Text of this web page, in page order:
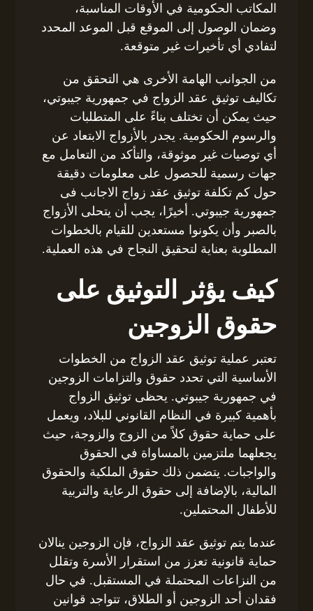
المكاتب الحكومية في الأوقات المناسبة،
وضمان الوصول إلى الموقع قبل الموعد المحدد
لتفادي أي تأخيرات غير متوقعة.
من الجوانب الهامة الأخرى هي التحقق من
تكاليف توثيق عقد الزواج في جمهورية جيبوتي،
حيث يمكن أن تختلف بناءً على المتطلبات
والرسوم الحكومية. يجدر بالأزواج الابتعاد عن
أي توصيات غير موثوقة، والتأكد من التعامل مع
جهات رسمية للحصول على معلومات دقيقة
حول كم تكلفة توثيق عقد زواج الاجانب فى
جمهورية جيبوتي. أخيرًا، يجب أن يتحلى الأزواج
بالصبر وأن يكونوا مستعدين للقيام بالخطوات
المطلوبة بعناية لتحقيق النجاح في هذه العملية.
كيف يؤثر التوثيق على
حقوق الزوجين
تعتبر عملية توثيق عقد الزواج من الخطوات
الأساسية التي تحدد حقوق والتزامات الزوجين
في جمهورية جيبوتي. يحظى توثيق الزواج
بأهمية كبيرة في النظام القانوني للبلاد، ويعمل
على حماية حقوق كلاً من الزوج والزوجة، حيث
يجعلهما ملتزمين بالمساواة في الحقوق
والواجبات. يتضمن ذلك حقوق الملكية والحقوق
المالية، بالإضافة إلى حقوق الرعاية والتربية
للأطفال المحتملين.
عندما يتم توثيق عقد الزواج، فإن الزوجين ينالان
حماية قانونية تعزز من استقرار الأسرة وتقلل
من النزاعات المحتملة في المستقبل. في حال
فقدان أحد الزوجين أو الطلاق، تتواجد قوانين